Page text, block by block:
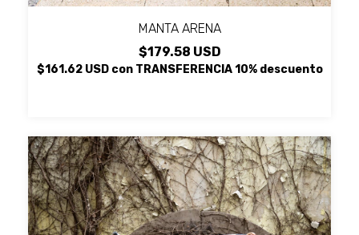
MANTA ARENA
$179.58 USD
$161.62 USD con TRANSFERENCIA 10% descuento